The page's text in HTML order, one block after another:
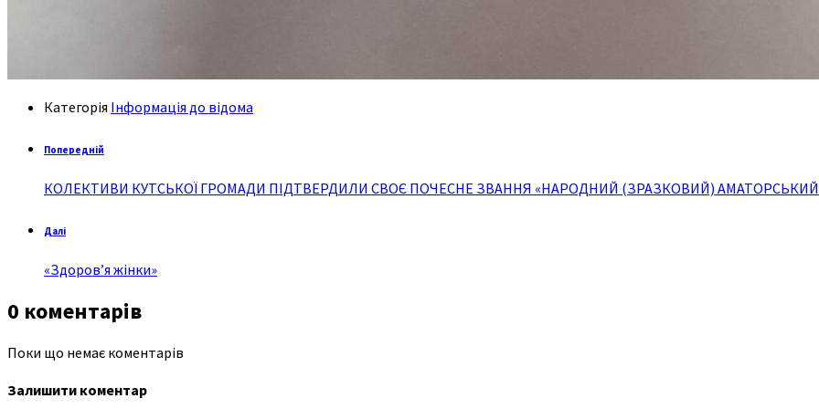
Категорія Інформація до відома
Попередній
КОЛЕКТИВИ КУТСЬКОЇ ГРОМАДИ ПІДТВЕРДИЛИ СВОЄ ПОЧЕСНЕ ЗВАННЯ «НАРОДНИЙ (ЗРАЗКОВИЙ)
Далі
«Здоров’я жінки»
0 коментарів
Поки що немає коментарів
Залишити коментар